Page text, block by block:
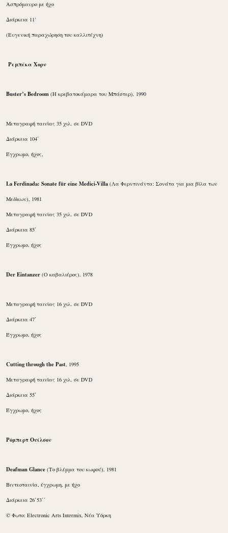
Ασπρόμαυρο με ήχο
Διάρκεια 11’
(Ευγενική παραχώρηση του καλλιτέχνη)
Ρεμπέκα Χορν
Buster’s Bedroom (Η κρεβατοκάμαρα του Μπάστερ), 1990
Μεταγραφή ταινίας 35 χιλ. σε DVD
Διάρκεια 104΄
Έγχρωμο, ήχος,
La Ferdinada: Sonate für eine Medici-Villa (Λα Φερντινάντα: Σονάτα για μια βίλα των
Μεδίκων), 1981
Μεταγραφή ταινίας 35 χιλ. σε DVD
Διάρκεια 85΄
Έγχρωμο, ήχος
Der Eintanzer (Ο καβαλιέρος), 1978
Μεταγραφή ταινίας 16 χιλ. σε DVD
Διάρκεια 47΄
Έγχρωμο, ήχος
Cutting through the Past, 1995
Μεταγραφή ταινίας 16 χιλ. σε DVD
Διάρκεια 55΄
Έγχρωμο, ήχος
Ρόμπερτ Ουίλσον
Deafman Glance (Το βλέμμα του κωφού), 1981
Βιντεοταινία, έγχρωμη, με ήχο
Διάρκεια 26΄53΄΄
© Φωτο: Electronic Arts Intermix, Νέα Υόρκη